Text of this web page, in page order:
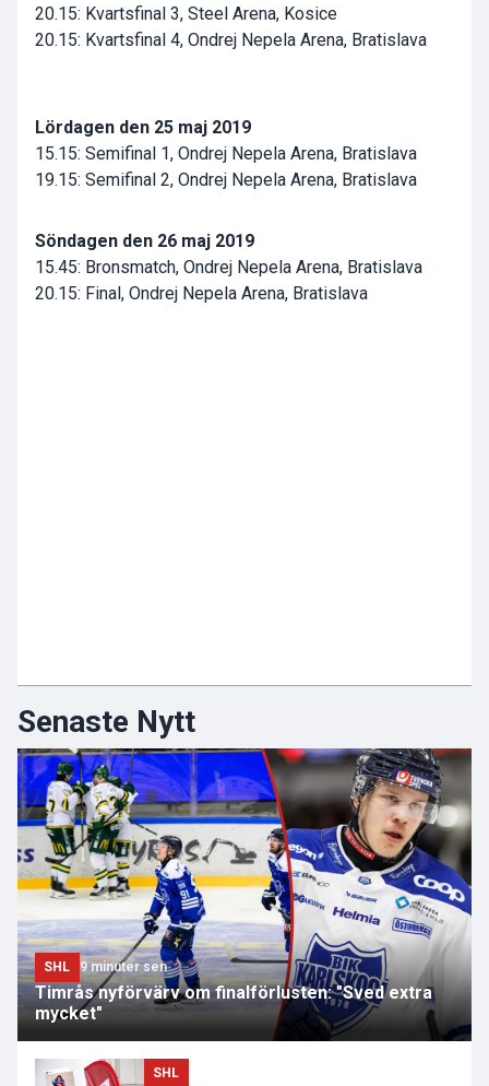
20.15: Kvartsfinal 3, Steel Arena, Kosice
20.15: Kvartsfinal 4, Ondrej Nepela Arena, Bratislava
Lördagen den 25 maj 2019
15.15: Semifinal 1, Ondrej Nepela Arena, Bratislava
19.15: Semifinal 2, Ondrej Nepela Arena, Bratislava
Söndagen den 26 maj 2019
15.45: Bronsmatch, Ondrej Nepela Arena, Bratislava
20.15: Final, Ondrej Nepela Arena, Bratislava
Senaste Nytt
SHL 9 minuter sen
Timrås nyförvärv om finalförlusten: "Sved extra
mycket"
SHL